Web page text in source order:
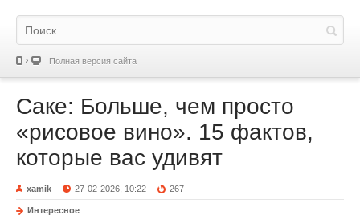
Полная версия сайта
Саке: Больше, чем просто
«рисовое вино». 15 фактов,
которые вас удивят
xamik 27-02-2026, 10:22 267
Интересное